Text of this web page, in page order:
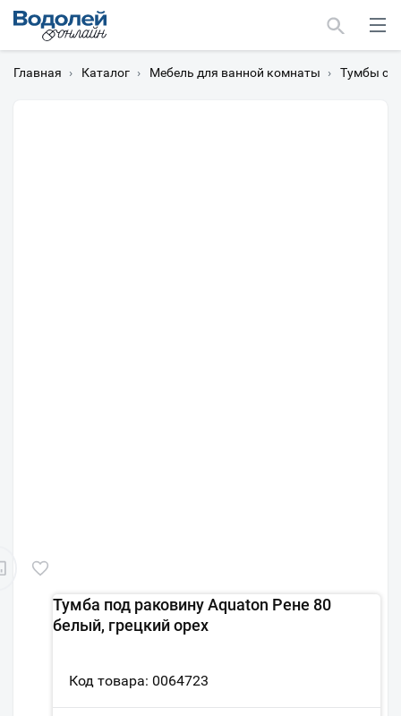
Главная › Каталог › Мебель для ванной комнаты › Тумбы с
Тумба под раковину Aquaton Рене 80
белый, грецкий орех
Код товара: 0064723